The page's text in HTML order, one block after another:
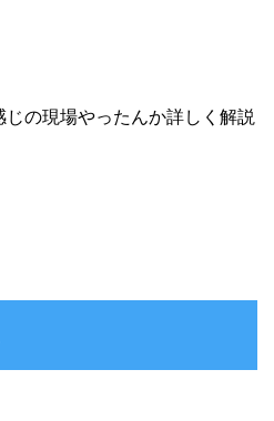
の現場やったんか詳しく解説